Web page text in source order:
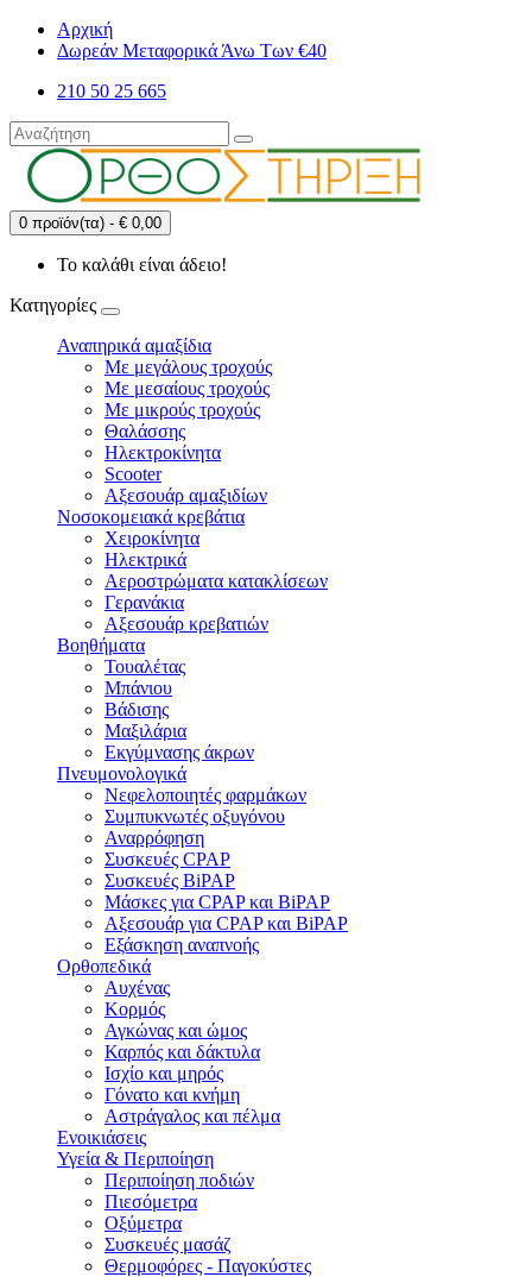
Αρχική
Δωρεάν Μεταφορικά Άνω Των €40
210 50 25 665
0 προϊόν(τα) - € 0,00
Το καλάθι είναι άδειο!
Κατηγορίες
Αναπηρικά αμαξίδια
Με μεγάλους τροχούς
Με μεσαίους τροχούς
Με μικρούς τροχούς
Θαλάσσης
Ηλεκτροκίνητα
Scooter
Αξεσουάρ αμαξιδίων
Νοσοκομειακά κρεβάτια
Χειροκίνητα
Ηλεκτρικά
Αεροστρώματα κατακλίσεων
Γερανάκια
Αξεσουάρ κρεβατιών
Βοηθήματα
Τουαλέτας
Μπάνιου
Βάδισης
Μαξιλάρια
Εκγύμνασης άκρων
Πνευμονολογικά
Νεφελοποιητές φαρμάκων
Συμπυκνωτές οξυγόνου
Αναρρόφηση
Συσκευές CPAP
Συσκευές BiPAP
Μάσκες για CPAP και BiPAP
Αξεσουάρ για CPAP και BiPAP
Εξάσκηση αναπνοής
Ορθοπεδικά
Αυχένας
Κορμός
Αγκώνας και ώμος
Καρπός και δάκτυλα
Ισχίο και μηρός
Γόνατο και κνήμη
Αστράγαλος και πέλμα
Ενοικιάσεις
Υγεία & Περιποίηση
Περιποίηση ποδιών
Πιεσόμετρα
Οξύμετρα
Συσκευές μασάζ
Θερμοφόρες - Παγοκύστες